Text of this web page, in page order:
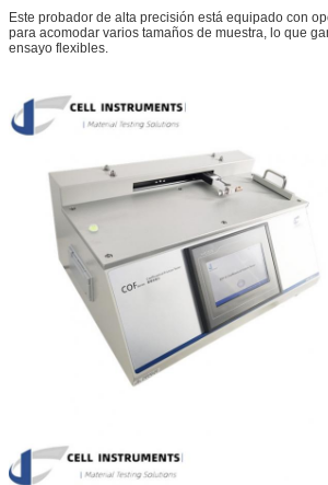
Este probador de alta precisión está equipado con
para acomodar varios tamaños de muestra, lo que
ensayo flexibles.